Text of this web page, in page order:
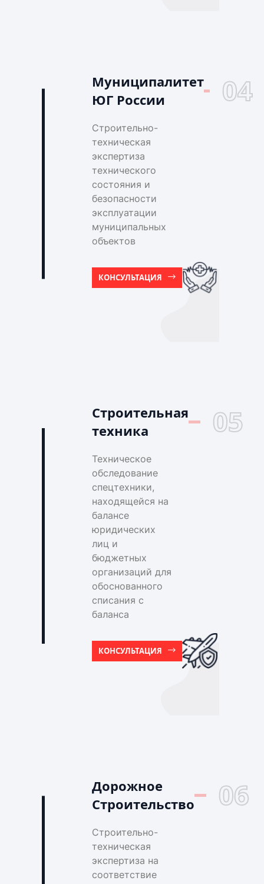
Муниципалитет
ЮГ России
04
Строительно-
техническая
экспертиза
технического
состояния и
безопасности
эксплуатации
муниципальных
объектов
КОНСУЛЬТАЦИЯ
Строительная
техника
05
Техническое
обследование
спецтехники,
находящейся на
балансе
юридических
лиц и
бюджетных
организаций для
обоснованного
списания с
баланса
КОНСУЛЬТАЦИЯ
Дорожное
Строительство
06
Строительно-
техническая
экспертиза на
соответствие